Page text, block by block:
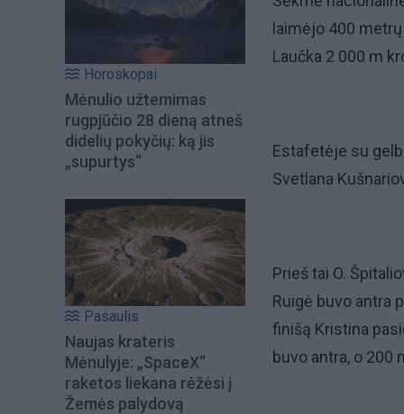
Horoskopai
Mėnulio užtemimas
rugpjūčio 28 dieną atneš
didelių pokyčių: ką jis
„supurtys“
Pasaulis
Naujas krateris
Mėnulyje: „SpaceX“
raketos liekana rėžėsi į
Žemės palydovą
laimėjo 400
Laučka 2 000 m
Estafetėje su
Svetlana
Prieš tai O.
Ruigė buvo antra
finišą Kristina
buvo antra, o 200